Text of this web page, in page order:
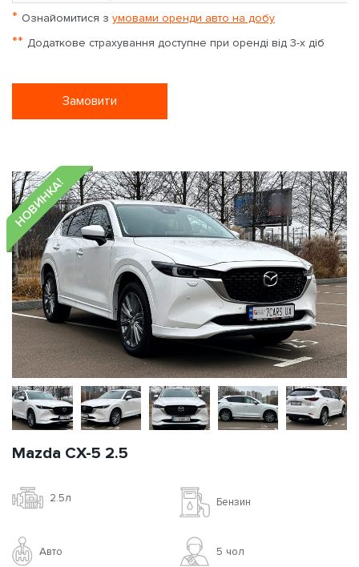
* Ознайомитися з умовами оренди авто на добу
** Додаткове страхування доступне при оренді від 3-х діб
Замовити
НОВИНКА!
Mazda CX-5 2.5
2.5л Бензин
Авто 5 чoл